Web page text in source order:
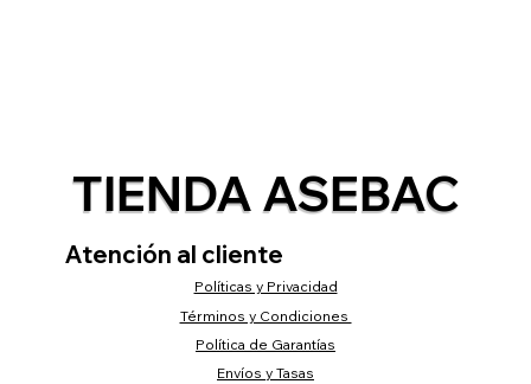
TIENDA ASEBAC
Atención al cliente
Políticas y Privacidad
Términos y Condiciones
Envíos y Tasas
Política de Garantías